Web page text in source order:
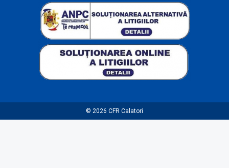
© 2026 CFR Calatori